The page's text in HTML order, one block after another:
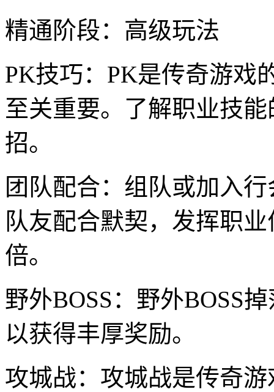
精通阶段：高级玩法
PK技巧：PK是传奇游戏
至关重要。了解职业技
招。
团队配合：组队或加入
队友配合默契，发挥职
倍。
野外BOSS：野外BOSS
以获得丰厚奖励。
攻城战：攻城战是传奇